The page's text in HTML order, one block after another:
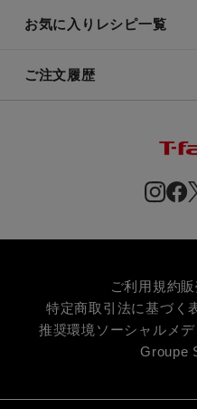
お気に入りレシピ一覧
ご注文履歴
ご利用規約
特定商取引法に基づく
推奨環境 ソーシャルメ
Groupe